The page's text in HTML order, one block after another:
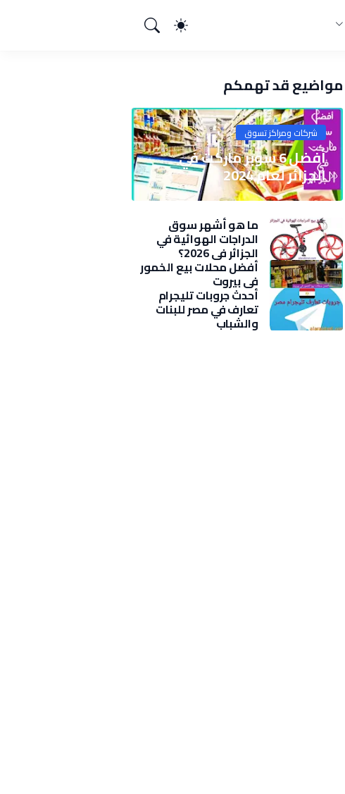
مواضيع قد تهمكم
شركات ومراكز تسوق
أفضل 6 سوبر ماركت في
الجزائر لعام 2024
ما هو أشهر سوق
الدراجات الهوائية في
الجزائر في 2026؟
أفضل محلات بيع الخمور
في بيروت
أحدث جروبات تليجرام
تعارف في مصر للبنات
والشباب